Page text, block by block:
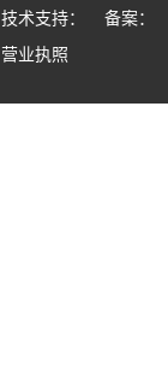
技术支持： 备案：
营业执照